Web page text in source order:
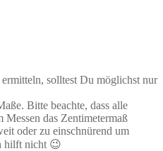
solltest Du möglichst nur
Bitte beachte, dass alle
das Zentimetermaß
oder zu einschnürend um
hilft nicht 😉